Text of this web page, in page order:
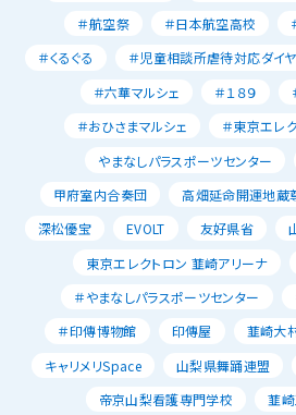
＃航空祭
＃日本航空高校
＃くるぐる
＃児童相談所虐待対応ダイ
＃六華マルシェ
＃１８９
＃おひさまマルシェ
＃東京エレ
やまなしパラスポーツセンター
甲府室内合奏団
高畑延命開運地蔵
深松優宝
EVOLT 友好県省
東京エレクトロン 韮崎アリーナ
＃やまなしパラスポーツセンター
＃印傳博物館
印傳屋 韮崎大
キャリメリSpace
山梨県舞踊連盟
帝京山梨看護専門学校
韮